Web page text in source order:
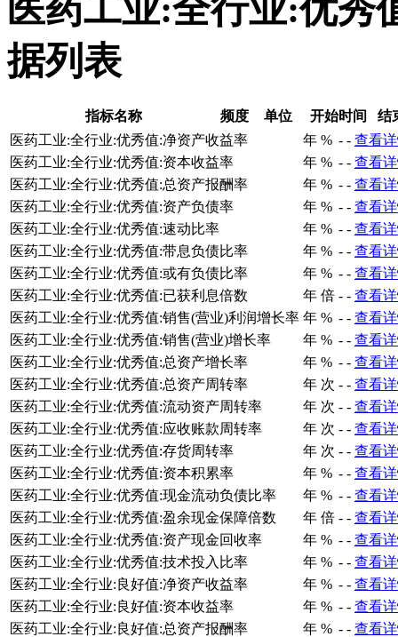
医药工业:全行业:优秀
据列表
指标名称 频度 单位 开始时间
结
医药工业:全行业:优秀值:净资产收益率
年 % - - 查看
医药工业:全行业:优秀值:资本收益率
年 % - - 查看
医药工业:全行业:优秀值:总资产报酬率
年 % - - 查看
医药工业:全行业:优秀值:资产负债率
年 % - - 查看
医药工业:全行业:优秀值:速动比率
年 % - - 查看
医药工业:全行业:优秀值:带息负债比率
年 % - - 查看
医药工业:全行业:优秀值:或有负债比率
年 % - - 查看
医药工业:全行业:优秀值:已获利息倍数
年 倍 - - 查看
医药工业:全行业:优秀值:销售(营业)利润增长率 年 % - - 查看
医药工业:全行业:优秀值:销售(营业)增长率
年 % - - 查看
医药工业:全行业:优秀值:总资产增长率
年 % - - 查看
医药工业:全行业:优秀值:总资产周转率
年 次 - - 查看
医药工业:全行业:优秀值:流动资产周转率
年 次 - - 查看
医药工业:全行业:优秀值:应收账款周转率
年 次 - - 查看
医药工业:全行业:优秀值:存货周转率
年 次 - - 查看
医药工业:全行业:优秀值:资本积累率
年 % - - 查看
医药工业:全行业:优秀值:现金流动负债比率
年 % - - 查看
医药工业:全行业:优秀值:盈余现金保障倍数
年 倍 - - 查看
医药工业:全行业:优秀值:资产现金回收率
年 % - - 查看
医药工业:全行业:优秀值:技术投入比率
年 % - - 查看
医药工业:全行业:良好值:净资产收益率
年 % - - 查看
医药工业:全行业:良好值:资本收益率
年 % - - 查看
医药工业:全行业:良好值:总资产报酬率
年 % - - 查看